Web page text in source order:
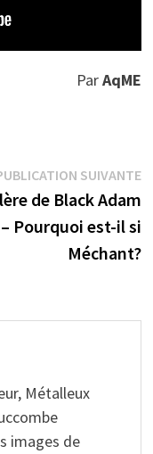
ParAqME
:
SUIVANTE
de Black Adam
– Pourquoi est-il si
Méchant?
Métalleux
images de